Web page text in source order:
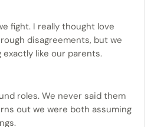
fight. I really thought love
disagreements, but we
like our parents.
roles. We never said them
out we were both assuming